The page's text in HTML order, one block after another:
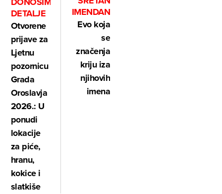
DETALJE
Otvorene
prijave za
Ljetnu
pozornicu
Grada
Oroslavja
2026.: U
ponudi
lokacije
za piće,
hranu,
kokice i
slatkiše
IMENDAN
Evo koja
se
značenja
kriju iza
njihovih
imena